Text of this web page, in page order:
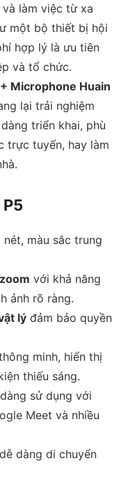
làm việc từ xa
một bộ thiết bị hội
hợp lý là ưu tiên
và tổ chức.
Microphone Huain
lại trải nghiệm
triển khai, phù
trực tuyến, hay làm
nét, màu sắc trung
với khả năng
ảnh rõ ràng.
lý đảm bảo quyền
minh, hiển thị
thiếu sáng.
sử dụng với
Meet và nhiều
dàng di chuyển